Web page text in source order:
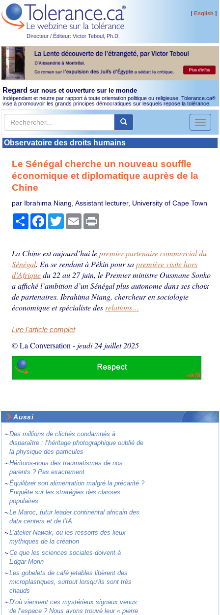
Directeur / Éditeur: Victor Teboul, Ph.D.
[English ]
Regard sur nous et ouverture sur le monde
Indépendant et neutre par rapport à toute orientation politique ou religieuse, Tolerance.ca®
vise à promouvoir les grands principes démocratiques sur lesquels repose la tolérance.
Toggle
Observatoire des droits humains
Le Sénégal cherche un nouveau souffle
économique et diplomatique auprès de la
Chine
par Ibrahima Niang, Assistant lecturer, University of Cape Town
PartagerFacebook
TwitterEmail
La Chine est aujourd’hui lepremier partenaire commercial du
Sénégal. En se rendant à Pékin pour sapremière visite hors
d’Afriquedu 22 au 27 juin, le Premier ministre Ousmane Sonko
a affiché l’ambition d’un Sénégal plus autonome dans ses choix
de partenaires. Ibrahima Niang, chercheur en sociologie
économique et spécialiste des relations…
Lire l'article complet
© La Conversation - jeudi 24 juillet 2025
Aussi
~Des millions de clichés condamnés à
disparaître : l’héritage photographique oublié de
la physique des particules
~Héritons-nous des traumatismes de nos
parents ? Pas exactement
~Équilibrer son alimentation malgré la précarité ?
Enquête sur les stratégies des classes
populaires
~Le Maroc, futur leader continental africain des
data centers et de l’IA
~L’atelier Nawak, ou les ressorts des lieux
mythiques de la création
~Ce que les sciences sociales doivent à
Edgar Morin
~Les gobelets de café jetables libèrent des
microplastiques, surtout lorsqu’ils sont très
chauds
~D’où viennent ces mystérieux signaux venus
de l’espace ? Nous avons trouvé leur « pierre